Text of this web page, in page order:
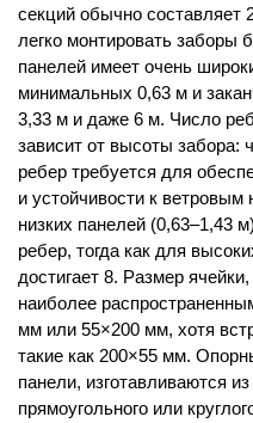
секций обычно составляет
легко монтировать заборы
панелей имеет очень
минимальных 0,63 м и
3,33 м и даже 6 м. Число
зависит от высоты
ребер требуется для
и устойчивости к
низких панелей (0,63–1,43
ребер, тогда как для
достигает 8. Размер
наиболее
мм или 55×200 мм, хотя
такие как 200×55 мм.
панели, изготавливаются
прямоугольного или